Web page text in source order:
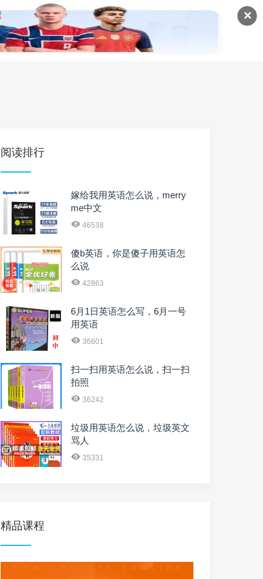
✕
英语课程 英语资料
阅读排行
嫁给我用英语怎么说，merry
me中文
46538
傻b英语，你是傻子用英语怎
么说
42863
6月1日英语怎么写，6月一号
用英语
36601
扫一扫用英语怎么说，扫一扫
拍照
36242
垃圾用英语怎么说，垃圾英文
骂人
35331
精品课程